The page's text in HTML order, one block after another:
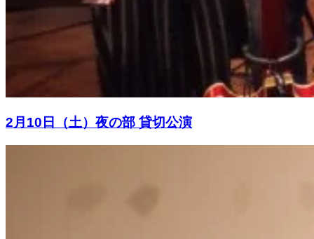
2月10日（土）夜の部 貸切公演